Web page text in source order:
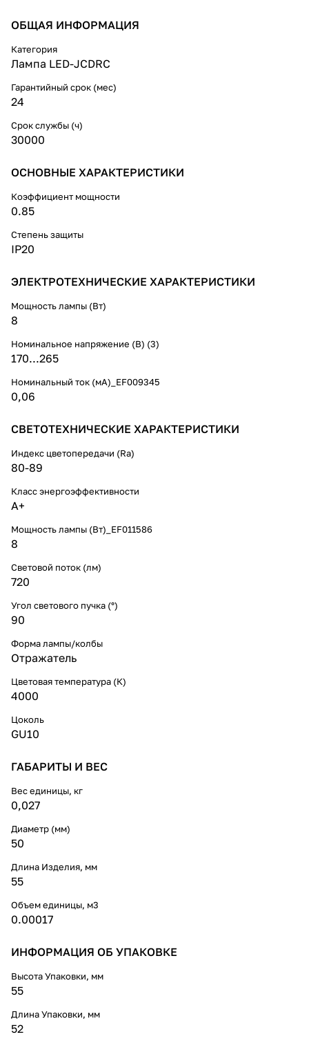
ОБЩАЯ ИНФОРМАЦИЯ
Категория
Лампа LED-JCDRC
Гарантийный срок (мес)
24
Срок службы (ч)
30000
ОСНОВНЫЕ ХАРАКТЕРИСТИКИ
Коэффициент мощности
0.85
Степень защиты
IP20
ЭЛЕКТРОТЕХНИЧЕСКИЕ ХАРАКТЕРИСТИКИ
Мощность лампы (Вт)
8
Номинальное напряжение (В) (3)
170...265
Номинальный ток (мА)_EF009345
0,06
СВЕТОТЕХНИЧЕСКИЕ ХАРАКТЕРИСТИКИ
Индекс цветопередачи (Ra)
80-89
Класс энергоэффективности
A+
Мощность лампы (Вт)_EF011586
8
Световой поток (лм)
720
Угол светового пучка (°)
90
Форма лампы/колбы
Отражатель
Цветовая температура (К)
4000
Цоколь
GU10
ГАБАРИТЫ И ВЕС
Вес единицы, кг
0,027
Диаметр (мм)
50
Длина Изделия, мм
55
Объем единицы, м3
0.00017
ИНФОРМАЦИЯ ОБ УПАКОВКЕ
Высота Упаковки, мм
55
Длина Упаковки, мм
52